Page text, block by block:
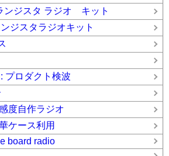
ンジスタ ラジオ キット
ジスタラジオキット
プロダクト検波
度自作ラジオ
ケース利用
board radio